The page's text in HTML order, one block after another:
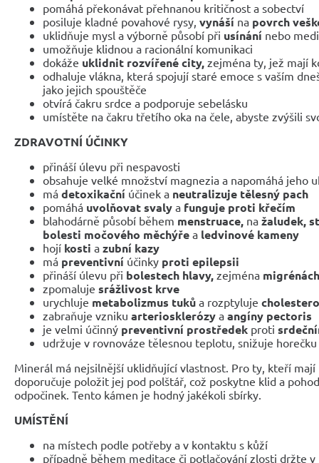
pomáhá překonávat přehnanou kritičnost a sobectví
posiluje kladné povahové rysy, vynáší na povrch
uklidňuje mysl a výborně působí při usínání nebo
umožňuje klidnou a racionální komunikaci
dokáže uklidnit rozvířené city, zejména ty, jež mají
odhaluje vlákna, která spojují staré emoce s vaším
jako jejich spouštěče
otvírá čakru srdce a podporuje sebelásku
umístěte na čakru třetího oka na čele, abyste zvýšili
ZDRAVOTNÍ ÚČINKY
přináší úlevu při nespavosti
obsahuje velké množství magnezia a napomáhá jeho
má detoxikační účinek a neutralizuje tělesný pach
pomáhá uvolňovat svaly a funguje proti křečím
blahodárně působí během menstruace, na žaludek,
bolesti močového měchýře a ledvinové kameny
hojí kosti a zubní kazy
má preventivní účinky proti epilepsii
přináší úlevu při bolestech hlavy, zejména migrénách
zpomaluje srážlivost krve
urychluje metabolizmus tuků a rozptyluje
zabraňuje vzniku arteriosklerózy a angíny pectoris
je velmi účinný preventivní prostředek proti
udržuje v rovnováze tělesnou teplotu, snižuje
Minerál má nejsilnější uklidňující vlastnost. Pro ty, kteří mají
doporučuje položit jej pod polštář, což poskytne klid a
odpočinek. Tento kámen je hodný jakékoli sbírky.
UMÍSTĚNÍ
na místech podle potřeby a v kontaktu s kůží
případně během meditace či potlačování zlosti držte v